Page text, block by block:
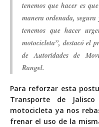
tenemos que hacer es
manera ordenada,
tenemos que hacer
motocicleta”, destacó el
de Autoridades de
Rangel.
Para reforzar esta
Transporte de
motocicleta ya nos
frenar el uso de la